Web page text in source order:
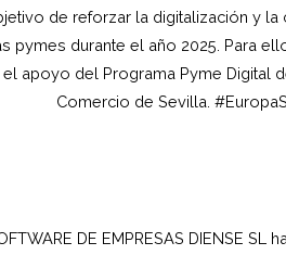
de reforzar la digitalización y la
pymes durante el año 2025. Para
el apoyo del Programa Pyme Digital
Comercio de Sevilla.
DE EMPRESAS DIENSE SL